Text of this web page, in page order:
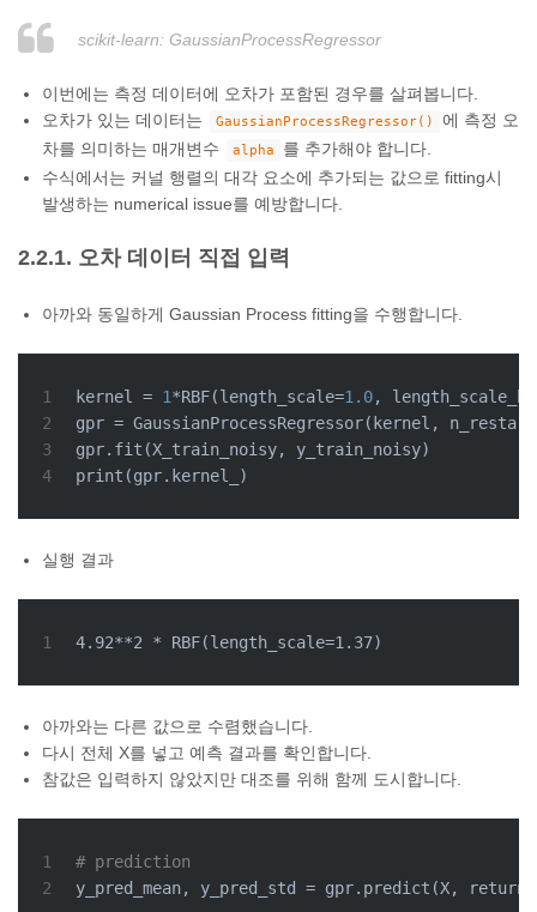
scikit-learn: GaussianProcessRegressor
이번에는 측정 데이터에 오차가 포함된 경우를 살펴봅니다.
오차가 있는 데이터는
GaussianProcessRegressor()
에 측정 오
차를 의미하는 매개변수
alpha
를 추가해야 합니다.
수식에서는 커널 행렬의 대각 요소에 추가되는 값으로 fitting시
발생하는 numerical issue를 예방합니다.
2.2.1. 오차 데이터 직접 입력
아까와 동일하게 Gaussian Process fitting을 수행합니다.
1
2
3
4
kernel = 1*RBF(length_scale=1.0,
gpr = GaussianProcessRegressor(kernel,
gpr.fit(X_train_noisy, y_train_noisy)
print (gpr.kernel_)
실행 결과
1 4.92**2 * RBF(length_scale=1.37)
아까와는 다른 값으로 수렴했습니다.
다시 전체 X를 넣고 예측 결과를 확인합니다.
참값은 입력하지 않았지만 대조를 위해 함께 도시합니다.
1
2
# prediction
y_pred_mean, y_pred_std = gpr.predict(X,